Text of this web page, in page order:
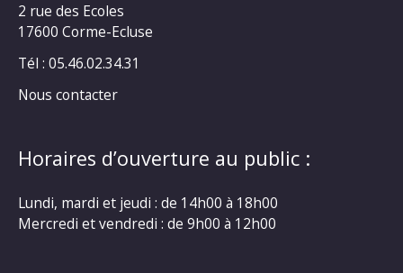
2 rue des Ecoles
17600 Corme-Ecluse
Tél : 05.46.02.34.31
Nous contacter
Horaires d’ouverture au public :
Lundi, mardi et jeudi : de 14h00 à 18h00
Mercredi et vendredi : de 9h00 à 12h00